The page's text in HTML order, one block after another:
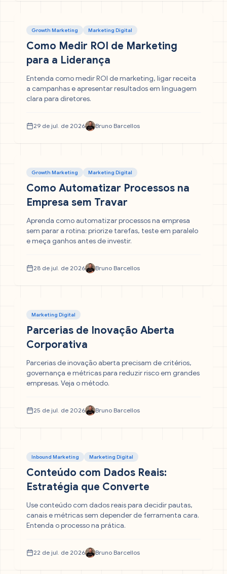
Growth Marketing Marketing Digital
Como Medir ROI de Marketing
para a Liderança
Entenda como medir ROI de marketing, ligar receita
a campanhas e apresentar resultados em linguagem
clara para diretores.
29 de jul. de 2026 Bruno Barcellos
Growth Marketing Marketing Digital
Como Automatizar Processos na
Empresa sem Travar
Aprenda como automatizar processos na empresa
sem parar a rotina: priorize tarefas, teste em paralelo
e meça ganhos antes de investir.
28 de jul. de 2026 Bruno Barcellos
Marketing Digital
Parcerias de Inovação Aberta
Corporativa
Parcerias de inovação aberta precisam de critérios,
governança e métricas para reduzir risco em grandes
empresas. Veja o método.
25 de jul. de 2026 Bruno Barcellos
Inbound Marketing Marketing Digital
Conteúdo com Dados Reais:
Estratégia que Converte
Use conteúdo com dados reais para decidir pautas,
canais e métricas sem depender de ferramenta cara.
Entenda o processo na prática.
22 de jul. de 2026 Bruno Barcellos